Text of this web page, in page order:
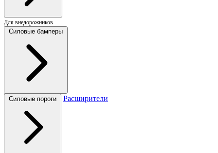
Для внедорожников
Силовые бамперы
Силовые пороги Расширители